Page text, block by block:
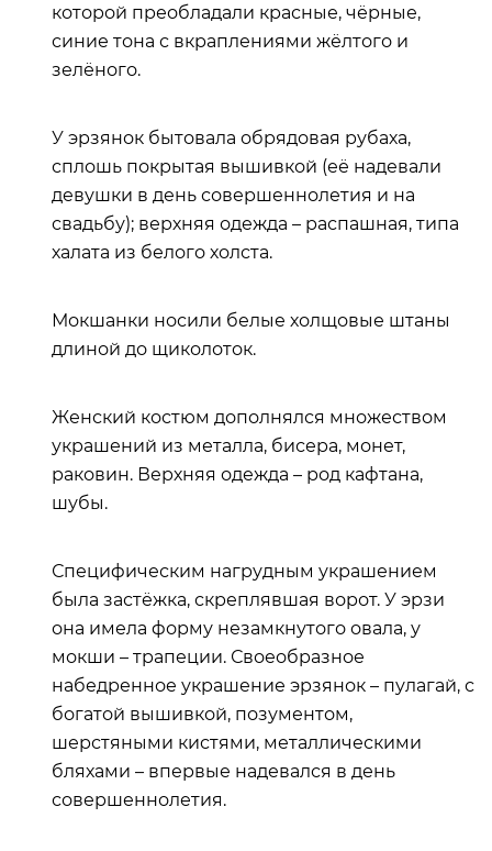
которой преобладали красные, чёрные,
синие тона с вкраплениями жёлтого и
зелёного.
У эрзянок бытовала обрядовая рубаха,
сплошь покрытая вышивкой (её надевали
девушки в день совершеннолетия и на
свадьбу); верхняя одежда – распашная, типа
халата из белого холста.
Мокшанки носили белые холщовые штаны
длиной до щиколоток.
Женский костюм дополнялся множеством
украшений из металла, бисера, монет,
раковин. Верхняя одежда – род кафтана,
шубы.
Специфическим нагрудным украшением
была застёжка, скреплявшая ворот. У эрзи
она имела форму незамкнутого овала, у
мокши – трапеции. Своеобразное
набедренное украшение эрзянок – пулагай, с
богатой вышивкой, позументом,
шерстяными кистями, металлическими
бляхами – впервые надевался в день
совершеннолетия.